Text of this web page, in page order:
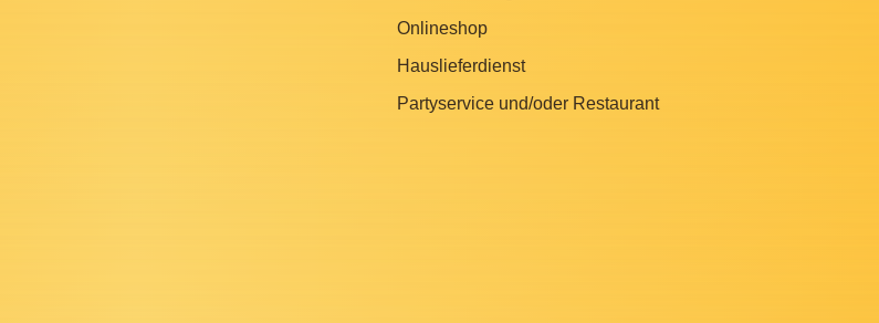
Onlineshop
Hauslieferdienst
Partyservice und/oder Restaurant